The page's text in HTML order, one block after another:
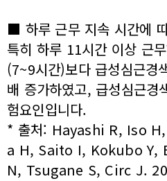
■ 하루 근무 지속 시간에
특히 하루 11시간 이상 근
(7~9시간)보다 급성심근경
배 증가하였고, 급성심근경
험요인입니다.
* 출처: Hayashi R, Iso
a H, Saito I, Kokubo Y,
N, Tsugane S, Circ J.